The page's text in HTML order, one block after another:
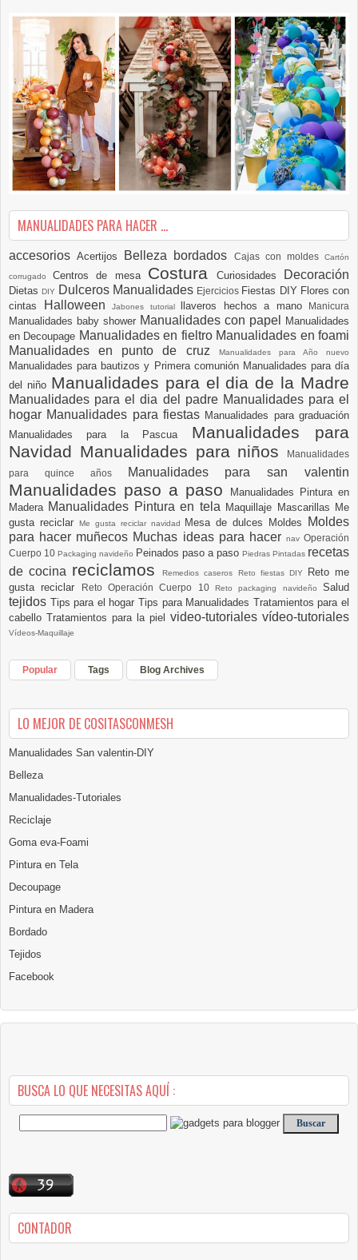
MANUALIDADES PARA HACER ...
accesoriosAcertijos Belleza bordados Cajas con moldesCartón
corrugadoCentros de mesa Costura Curiosidades Decoración
DietasDIY Dulceros Manualidades Ejercicios Fiestas DIY Flores con
cintas
Halloween Jabones tutorial llaveros hechos a mano Manicura
Manualidades baby shower Manualidades con papel
Manualidades
en Decoupage Manualidades en fieltro Manualidades en foami
Manualidades en punto de cruz
Manualidades para Año nuevo
Manualidades para bautizos y Primera comunión Manualidades para día
del niño Manualidades para el dia de la Madre
Manualidades para el dia del padre Manualidades para el
hogar Manualidades para fiestas Manualidades para graduación
Manualidades para la Pascua Manualidades para
Navidad Manualidades para niños
Manualidades
para quince años
Manualidades para san valentin
Manualidades paso a paso
Manualidades Pintura en
Madera Manualidades Pintura en tela Maquillaje Mascarillas Me
gusta reciclar
Me gusta reciclar navidad Mesa de dulces Moldes
Moldes
para hacer muñecos Muchas ideas para hacer nav Operación
Cuerpo 10 Packaging navideño Peinados paso a paso Piedras Pintadas recetas
de cocina reciclamosRemedios caseros Reto fiestas DIY
Reto me
gusta reciclar
Reto Operación Cuerpo 10Reto packaging navideñoSalud
tejidos Tips para el hogarTips para Manualidades Tratamientos para el
cabello Tratamientos para la piel video-tutoriales vídeo-tutoriales
Vídeos-Maquillaje
Popular Tags Blog Archives
LO MEJOR DE COSITASCONMESH
Manualidades San valentin-DIY
Belleza
Manualidades-Tutoriales
Reciclaje
Goma eva-Foami
Pintura en Tela
Decoupage
Pintura en Madera
Bordado
Tejidos
Facebook
BUSCA LO QUE NECESITAS AQUÍ :
CONTADOR